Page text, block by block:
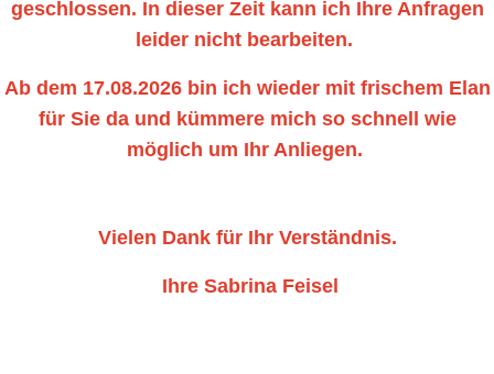
geschlossen. In dieser Zeit kann ich Ihre Anfragen
leider nicht bearbeiten.
Ab dem 17.08.2026 bin ich wieder mit frischem Elan
für Sie da und kümmere mich so schnell wie
möglich um Ihr Anliegen.
Vielen Dank für Ihr Verständnis.
Ihre Sabrina Feisel